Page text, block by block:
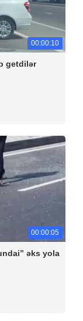
00:00:10
getdilər
00:00:05
əks yola